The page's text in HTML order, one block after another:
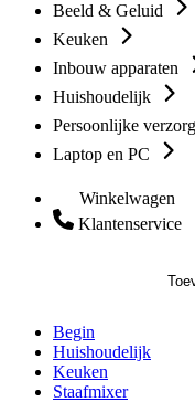
Beeld & Geluid
Keuken
Inbouw apparaten
Huishoudelijk
Persoonlijke
Laptop en PC
Winkelwagen
Klantenservice
Begin
Huishoudelijk
Keuken
Staafmixer